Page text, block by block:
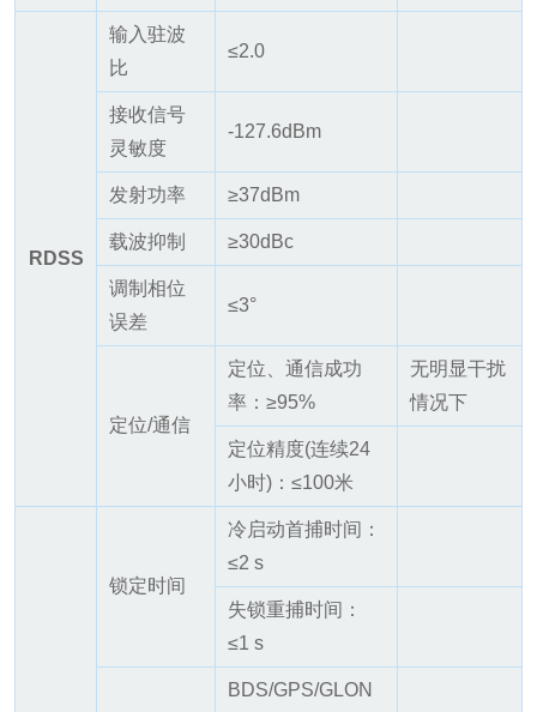
RDSS
输入驻波
比
≤2.0
接收信号
灵敏度
-127.6dBm
发射功率 ≥37dBm
载波抑制 ≥30dBc
调制相位
误差
≤3°
定位/通信
定位、通信成功
率：≥95%
无明显干扰
情况下
定位精度(连续24
小时)：≤100米
锁定时间
冷启动首捕时间：
≤2 s
失锁重捕时间：
≤1 s
BDS/GPS/GLON